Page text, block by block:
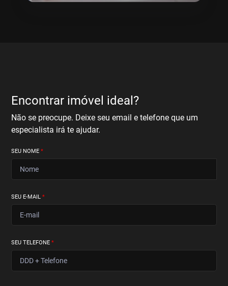
Encontrar imóvel ideal?
Não se preocupe. Deixe seu email e telefone que um
especialista irá te ajudar.
SEU NOME*
SEU E-MAIL*
SEU TELEFONE*